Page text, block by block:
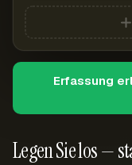
Legen Sie los —
Erfassung